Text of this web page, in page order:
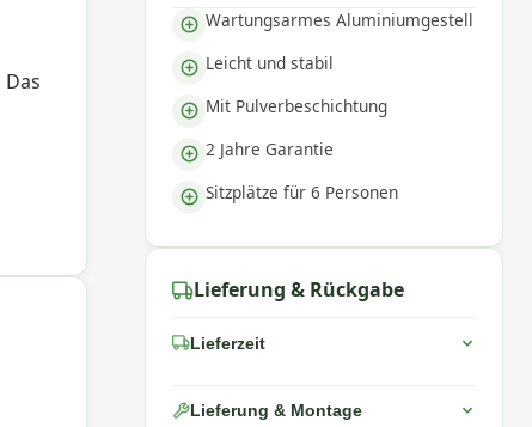
Wartungsarmes Aluminiumgestell
Leicht und stabil
Mit Pulverbeschichtung
2 Jahre Garantie
Sitzplätze für 6 Personen
Lieferung & Rückgabe
Lieferzeit
Lieferung & Montage